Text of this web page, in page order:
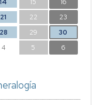
14 15
16
21 22
23
28 29
30
4 5 6